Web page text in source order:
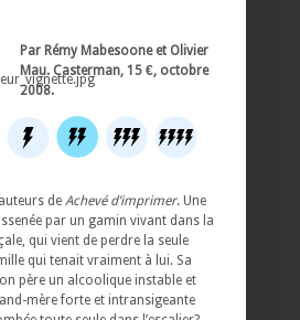
Par Rémy Mabesoone et Olivier
Mau. Casterman, 15 €, octobre
2008.
de Achevé d’imprimer. Une
par un gamin vivant dans la
qui vient de perdre la seule
qui tenait vraiment à lui. Sa
père un alcoolique instable et
mère forte et intransigeante